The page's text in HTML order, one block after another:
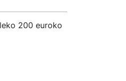
200 euroko